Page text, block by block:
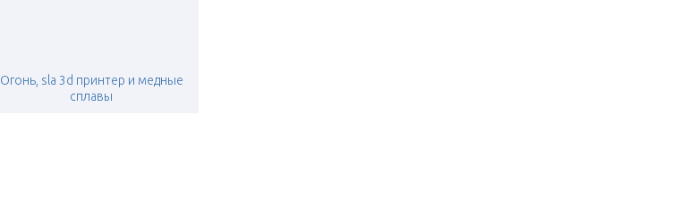
Огонь, sla 3d принтер и медные
сплавы